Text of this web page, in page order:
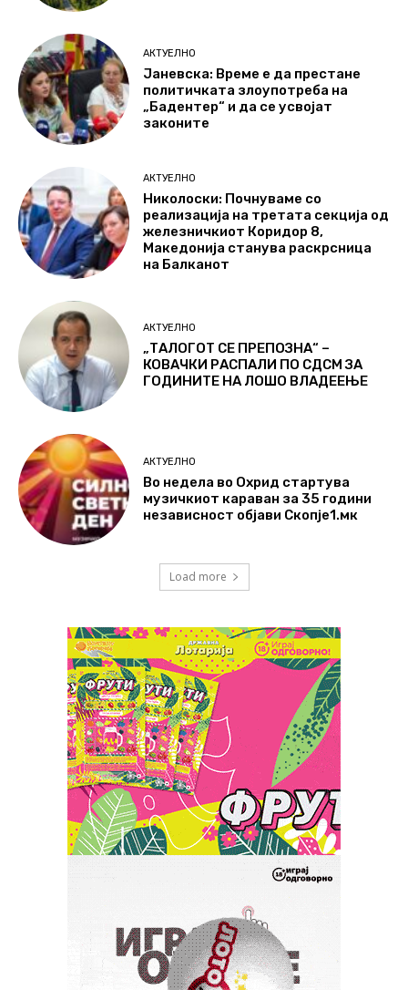
АКТУЕЛНО
Јаневска: Време е да престане
политичката злоупотреба на
„Бадентер“ и да се усвојат
законите
АКТУЕЛНО
Николоски: Почнуваме со
реализација на третата секција од
железничкиот Коридор 8,
Македонија станува раскрсница
на Балканот
АКТУЕЛНО
„ТАЛОГОТ СЕ ПРЕПОЗНА“ –
КОВАЧКИ РАСПАЛИ ПО СДСМ ЗА
ГОДИНИТЕ НА ЛОШО ВЛАДЕЕЊЕ
АКТУЕЛНО
Во недела во Охрид стартува
музичкиот караван за 35 години
независност објави Скопје1.мк
Load more